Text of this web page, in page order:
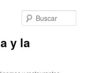
y la